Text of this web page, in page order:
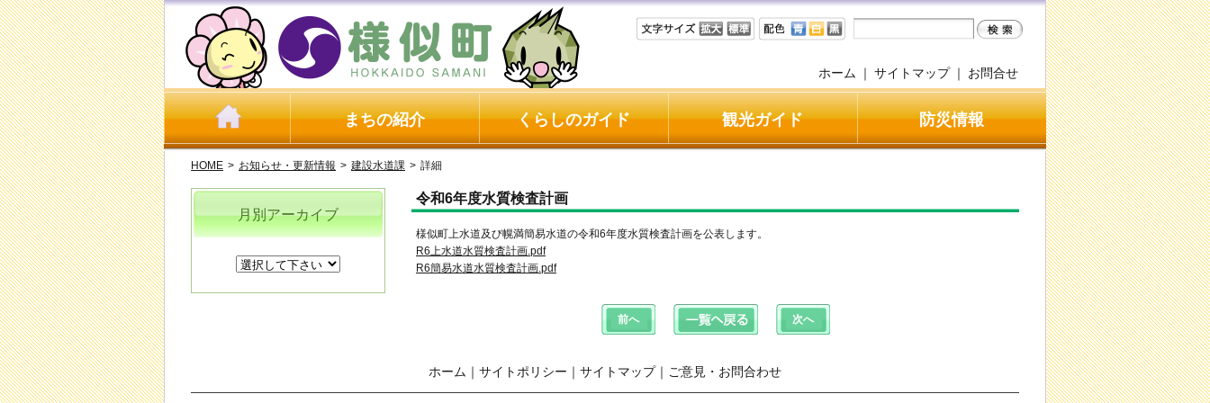
ホーム ｜ サイトマップ ｜ お問合せ
まちの紹介 くらしのガイド 観光ガイド 防災情報
HOME > お知らせ・更新情報 > 建設水道課 > 詳細
令和6年度水質検査計画
様似町上水道及び幌満簡易水道の令和6年度水質検査計画を公表します。
R6上水道水質検査計画.pdf
R6簡易水道水質検査計画.pdf
月別アーカイブ
ホーム ｜ サイトポリシー ｜ サイトマップ｜ ご意見・お問合わせ